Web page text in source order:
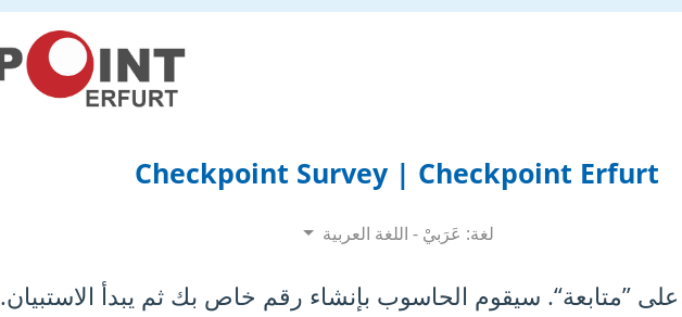
Checkpoint Survey | Checkpoint Erfurt
لغة: عَرَبيْ - اللغة العربية
”متابعة“. سيقوم الحاسوب بإنشاء رقم خاص بك ثم يبدأ الاستبيان.